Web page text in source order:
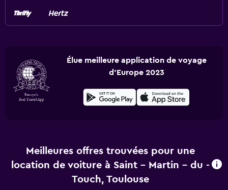
Élue meilleure application de voyage
d'Europe 2023
Meilleures offres trouvées pour une
location de voiture à Saint - Martin - du -
Touch, Toulouse